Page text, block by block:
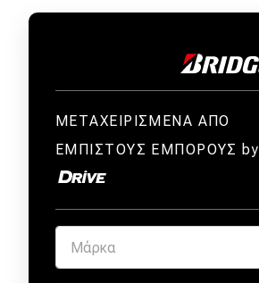
ΜΕΤΑΧΕΙΡΙΣΜΕΝΑ ΑΠΟ
ΕΜΠΙΣΤΟΥΣ ΕΜΠΟΡΟΥΣ by